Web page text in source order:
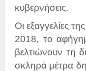
κυβερνήσεις.
Οι εξαγγελίες
2018, το
βελτιώνουν τη
σκληρά μέτρα